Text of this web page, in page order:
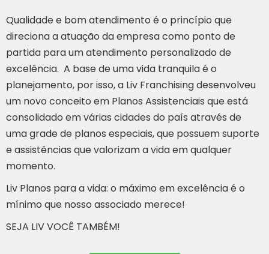
Qualidade e bom atendimento é o princípio que
direciona a atuação da empresa como ponto de
partida para um atendimento personalizado de
excelência. A base de uma vida tranquila é o
planejamento, por isso, a Liv Franchising desenvolveu
um novo conceito em Planos Assistenciais que está
consolidado em várias cidades do país através de
uma grade de planos especiais, que possuem suporte
e assistências que valorizam a vida em qualquer
momento.
Liv Planos para a vida: o máximo em excelência é o
mínimo que nosso associado merece!
SEJA LIV VOCÊ TAMBÉM!